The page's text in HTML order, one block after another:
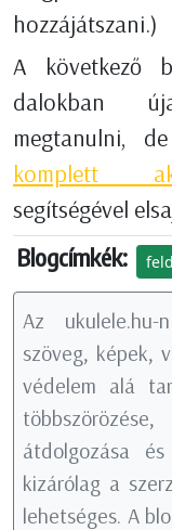
hozzájátszani.)
A következő
dalokban
megtanulni,
komplett
segítségével
Blogcímkék:
Az
szöveg, képek,
védelem alá
átdolgozása
kizárólag a
lehetséges. A